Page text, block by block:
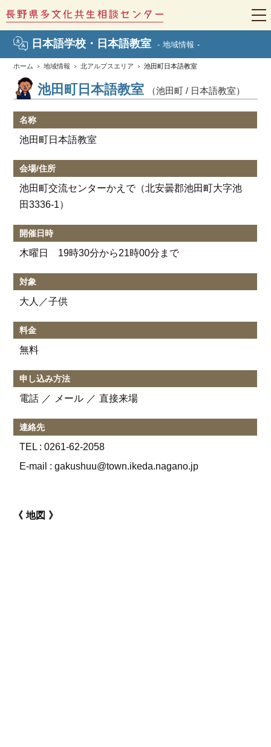
t
日本語学校・日本語教室 地域情報
ホーム 地域情報 北アルプスエリア 池田町日本語教室
池田町日本語教室 （池田町 / 日本語教室）
名称
池田町日本語教室
会場/住所
池田町交流センターかえで（北安曇郡池田町大字池
田3336-1）
開催日時
木曜日 19時30分から21時00分まで
対象
大人／子供
料金
無料
申し込み方法
電話 メール 直接来場
連絡先
TEL :0261-62-2058
E-mail : gakushuu@town.ikeda.nagano.jp
地図